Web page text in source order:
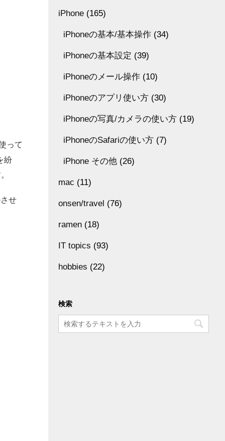
って
紛
せ
iPhone (165)
iPhoneの基本/基本操作 (34)
iPhoneの基本設定 (39)
iPhoneのメール操作 (10)
iPhoneのアプリ使い方 (30)
iPhoneの写真/カメラの使い方 (19)
iPhoneのSafariの使い方 (7)
iPhone その他 (26)
mac (11)
onsen/travel (76)
ramen (18)
IT topics (93)
hobbies (22)
検索